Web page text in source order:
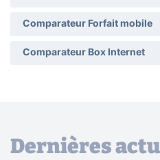
Comparateur Forfait mobile
Comparateur Box Internet
Dernières